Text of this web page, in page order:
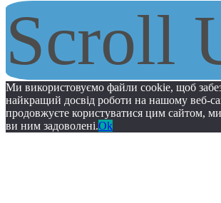
Scroll
Ми використовуємо файли cookie, щоб
найкращий досвід роботи на нашому веб-
продовжуєте користуватися цим сайтом,
ви ним задоволені.Ok